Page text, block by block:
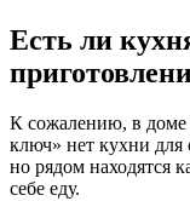
Есть ли
К сожалению, в доме
ключ» нет кухни для
но рядом находятся
себе еду.